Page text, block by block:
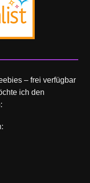
– frei verfügbar
ich den